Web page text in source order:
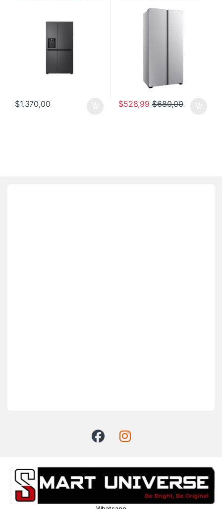
$1.370,00 $528,99 $680,00